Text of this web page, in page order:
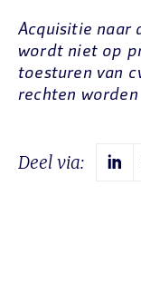
Acquisitie naar
wordt niet op
toesturen van
rechten
Deel via: